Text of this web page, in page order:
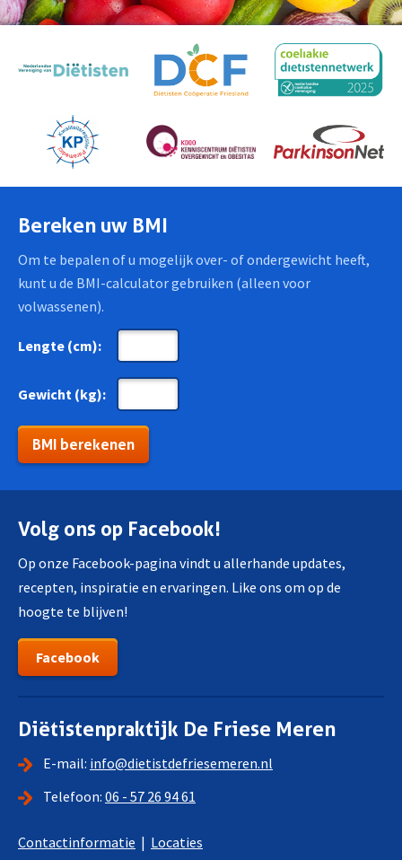
Bereken uw BMI
Om te bepalen of u mogelijk over- of ondergewicht heeft,
kunt u de BMI-calculator gebruiken (alleen voor
volwassenen).
Lengte (cm):
Gewicht (kg):
BMI berekenen
Volg ons op Facebook!
Op onze Facebook-pagina vindt u allerhande updates,
recepten, inspiratie en ervaringen. Like ons om op de
hoogte te blijven!
Facebook
Diëtistenpraktijk De Friese Meren
E-mail: info@dietistdefriesemeren.nl
Telefoon: 06 - 57 26 94 61
Contactinformatie | Locaties